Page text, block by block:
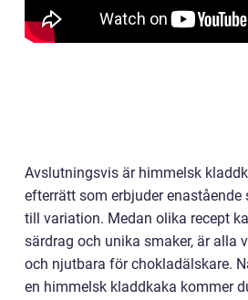
Avslutningsvis är himmelsk
efterrätt som erbjuder
till variation. Medan olika recept
särdrag och unika smaker, är alla
och njutbara för chokladälskare.
en himmelsk kladdkaka kommer